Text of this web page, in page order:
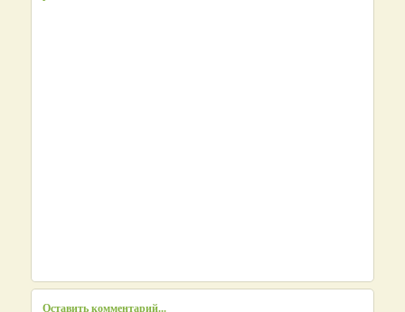
Оставить комментарий...